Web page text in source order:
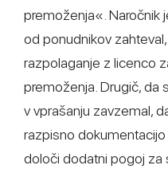
premoženja«. Naročnik
od ponudnikov
razpolaganje z licenco
premoženja. Drugič, da
v vprašanju zavzemal,
razpisno dokumentacijo
določi dodatni pogoj za